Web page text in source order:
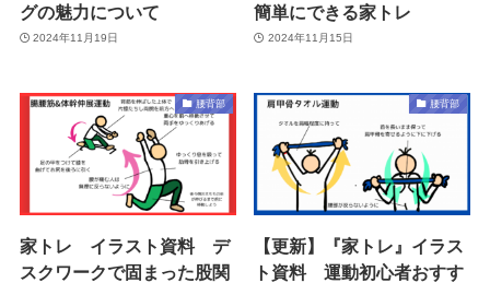
グの魅力について
2024年11月19日
簡単にできる家トレ
2024年11月15日
腰背部
家トレ イラスト資料 デ
スクワークで固まった股関
腰背部
【更新】『家トレ』イラス
ト資料 運動初心者おすす